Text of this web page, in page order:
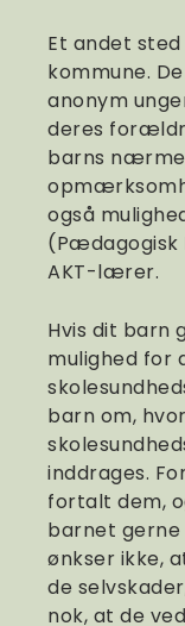
Et andet
kommune.
anonym
deres
barns
også
(Pædagogisk
AKT-lærer.
Hvis dit barn
mulighed for
barn om,
inddrages.
fortalt dem,
barnet gerne
ønkser ikke,
de
nok, at de